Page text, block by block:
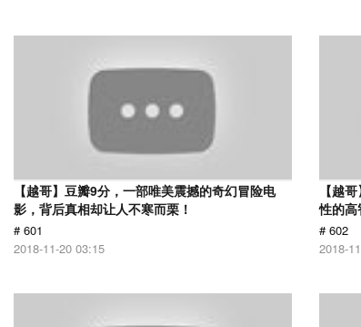
【越哥】豆瓣9分，一部唯美震撼的奇幻冒险电
影，背后真相却让人不寒而栗！
# 601
2018-11-20 03:15
【越
性的高
# 602
2018-